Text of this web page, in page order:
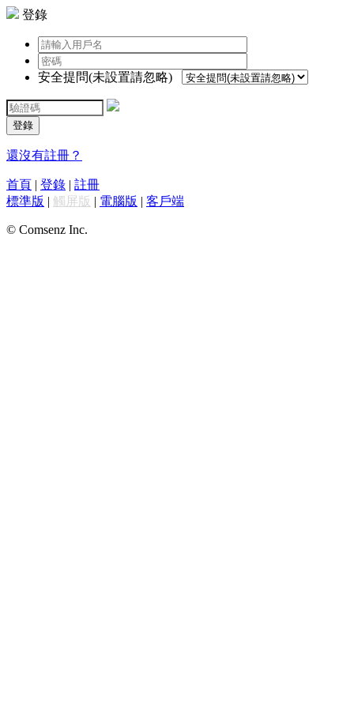
登錄
安全提問(未設置請忽略)
登錄
還沒有註冊？
首頁 | 登錄 | 註冊
標準版 | 觸屏版 | 電腦版 | 客戶端
© Comsenz Inc.